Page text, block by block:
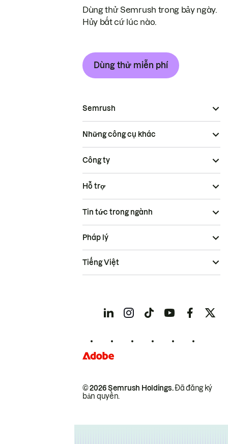
Dùng thử Semrush trong bảy ngày.
Hủy bất cứ lúc nào.
Dùng thử miễn phí
Semrush
Những công cụ khác
Công ty
Hỗ trợ
Tin tức trong ngành
© 2026 Semrush Holdings.Đã đăng ký
bản quyền.
Pháp lý
Tiếng Việt